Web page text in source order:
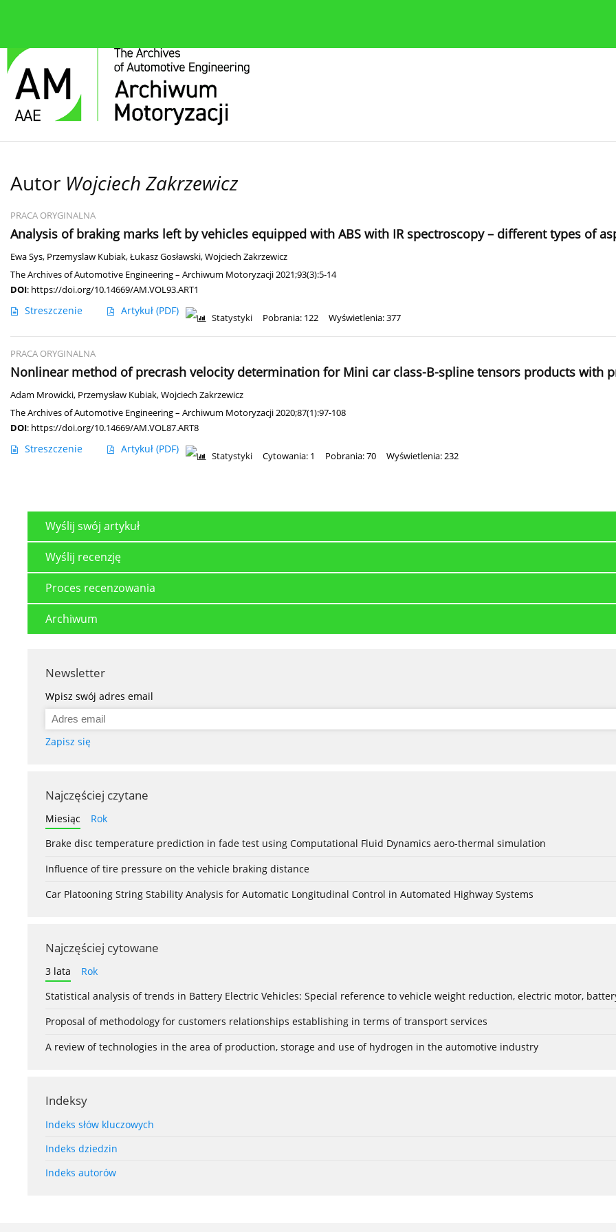
Autor Wojciech Zakrzewicz
PRACA ORYGINALNA
Analysis of braking marks left by vehicles equipped with ABS with IR spectroscopy – different types of
Ewa Sys, Przemyslaw Kubiak,Łukasz Gosławski,Wojciech Zakrzewicz
The Archives of Automotive Engineering – Archiwum Motoryzacji 2021;93(3):5-14
DOI: https://doi.org/10.14669/AM.VOL93.ART1
Streszczenie Artykuł (PDF)
Statystyki Pobrania: 122 Wyświetlenia: 377
PRACA ORYGINALNA
Nonlinear method of precrash velocity determination for Mini car class-B-spline tensors products with
Adam Mrowicki, Przemysław Kubiak,Wojciech Zakrzewicz
The Archives of Automotive Engineering – Archiwum Motoryzacji 2020;87(1):97-108
DOI: https://doi.org/10.14669/AM.VOL87.ART8
Streszczenie Artykuł (PDF)
Statystyki Cytowania: 1 Pobrania: 70 Wyświetlenia: 232
Wyślij swój artykuł
Wyślij recenzję
Proces recenzowania
Archiwum
Newsletter
Wpisz swój adres email
Zapisz się
Najczęściej czytane
Miesiąc
Rok
Brake disc temperature prediction in fade test using Computational Fluid Dynamics aero-thermal simulation
Influence of tire pressure on the vehicle braking distance
Car Platooning String Stability Analysis for Automatic Longitudinal Control in Automated Highway Systems
Najczęściej cytowane
3 lata
Rok
Statistical analysis of trends in Battery Electric Vehicles: Special reference to vehicle weight reduction, electric motor,
Proposal of methodology for customers relationships establishing in terms of transport services
A review of technologies in the area of production, storage and use of hydrogen in the automotive industry
Indeksy
Indeks słów kluczowych
Indeks dziedzin
Indeks autorów